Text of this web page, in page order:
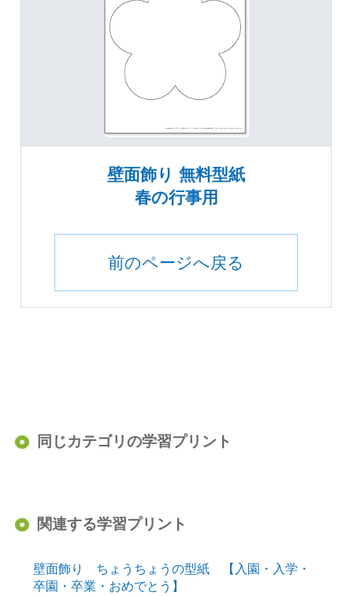
壁面飾り 無料型紙
春の行事用
前のページへ戻る
同じカテゴリの学習プリント
関連する学習プリント
壁面飾り ちょうちょうの型紙 【入園・入学・
卒園・卒業・おめでとう】